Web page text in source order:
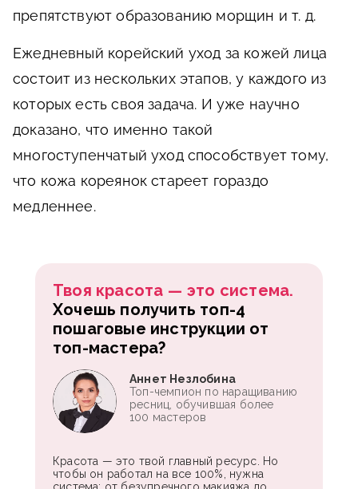
препятствуют образованию морщин и т. д.
Ежедневный корейский уход за кожей лица
состоит из нескольких этапов, у каждого из
которых есть своя задача. И уже научно
доказано, что именно такой
многоступенчатый уход способствует тому,
что кожа кореянок стареет гораздо
медленнее.
Твоя красота — это система.
Хочешь получить топ-4
пошаговые инструкции от
топ-мастера?
Красота — это твой главный ресурс. Но
чтобы он работал на все 100%, нужна
Аннет Незлобина
Топ-чемпион по наращиванию
ресниц, обучившая более
100 мастеров